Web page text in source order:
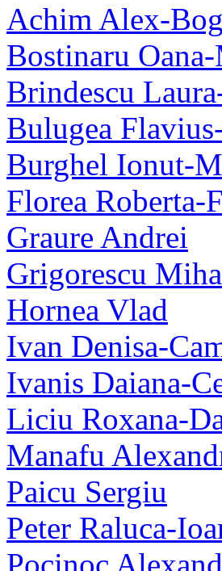
Achim Alex-
Bostinaru
Brindescu
Bulugea
Burghel Ionut-
Florea Roberta-
Graure Andrei
Grigorescu
Hornea Vlad
Ivan Denisa-
Ivanis Daiana-
Liciu Roxana-
Manafu
Paicu Sergiu
Peter Raluca-
Pocinoc